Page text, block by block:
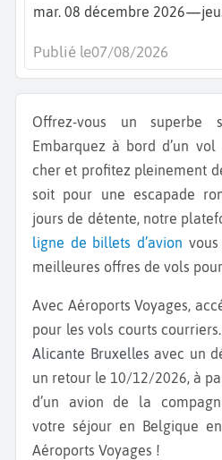
mar. 08 décembre 2026—
Publié le07/08/2026
Offrez-vous un superbe séjour à Bruxelles !
Embarquez à bord d’un vol
cher et profitez pleinement
soit pour une escapade
jours de détente, notre
ligne de billets d’avion
meilleures offres de vols
Avec Aéroports Voyages, accédez aux meilleurs prix
pour les vols courts
Alicante Bruxellesavec un
un retour le 10/12/2026, à
d’un avion de la
votre séjour en Belgique
Aéroports Voyages !